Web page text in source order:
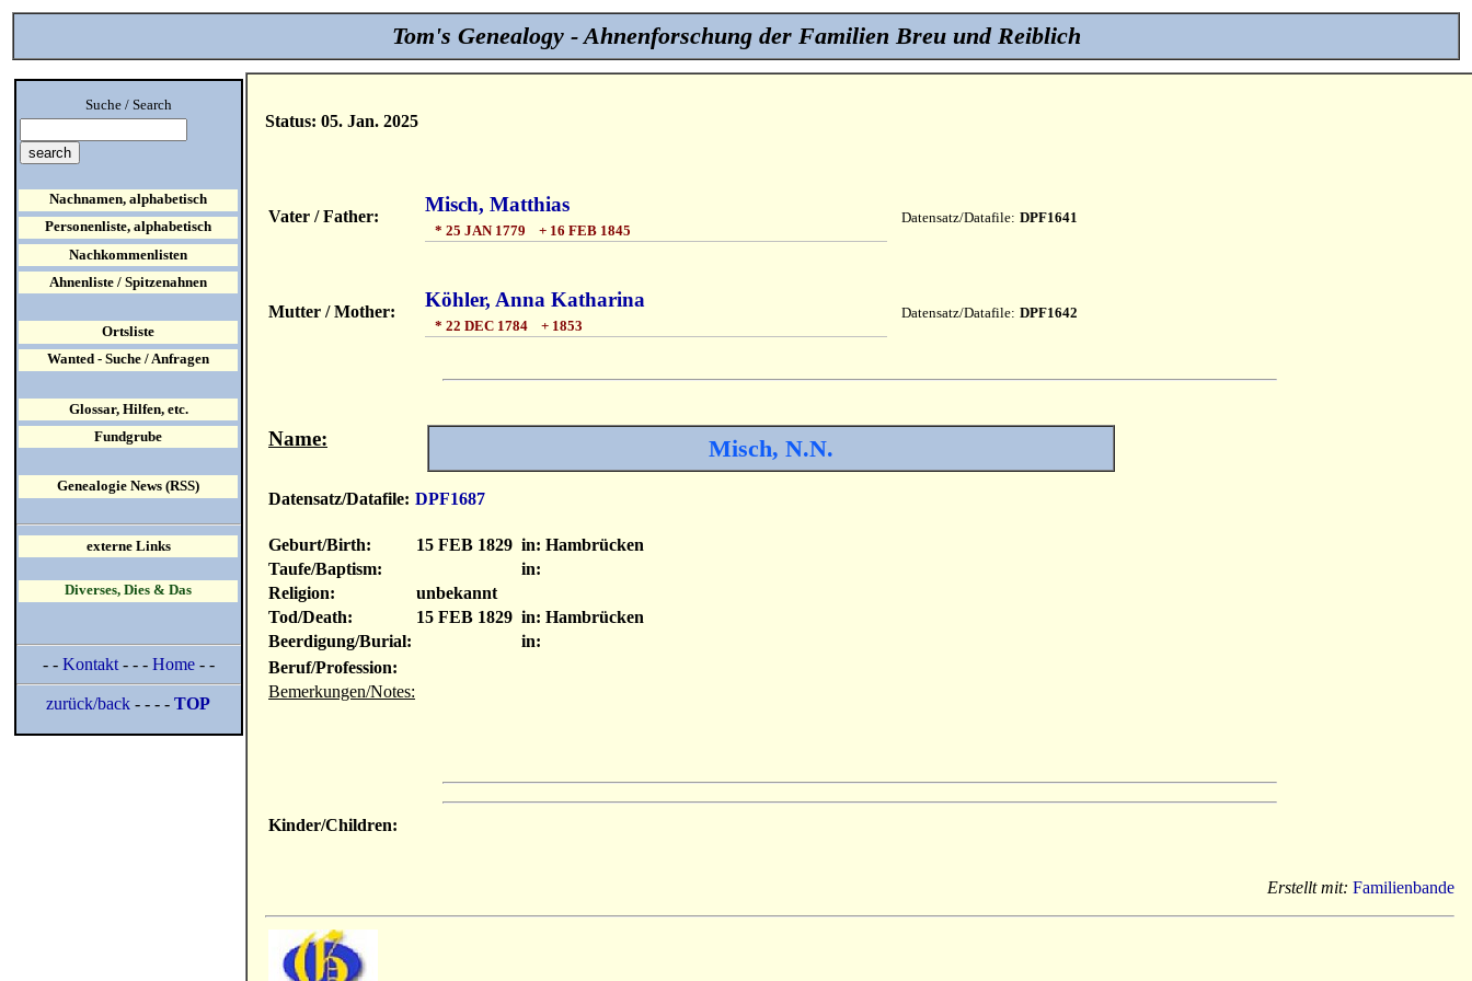
Tom's Genealogy - Ahnenforschung der Familien Breu und Reiblich
Status: 05. Jan. 2025
Vater / Father:
Misch, Matthias
* 25 JAN 1779 + 16 FEB 1845
Datensatz/Datafile: DPF1641
Mutter / Mother:
Köhler, Anna Katharina
* 22 DEC 1784 + 1853
Datensatz/Datafile: DPF1642
Name: Misch, N.N.
Datensatz/Datafile: DPF1687
Geburt/Birth: 15 FEB 1829 in: Hambrücken
Taufe/Baptism:
in:
Religion:
unbekannt
Tod/Death:
15 FEB 1829 in: Hambrücken
Beerdigung/Burial:
in:
Beruf/Profession:
Bemerkungen/Notes:
Kinder/Children:
Erstellt mit: Familienbande
Suche / Search
Nachnamen, alphabetisch
Personenliste, alphabetisch
Nachkommenlisten
Ahnenliste / Spitzenahnen
Ortsliste
Wanted - Suche / Anfragen
Glossar, Hilfen, etc.
Fundgrube
Genealogie News (RSS)
externe Links
Diverses, Dies & Das
- - Kontakt- - - Home- -
zurück/back - - - -TOP